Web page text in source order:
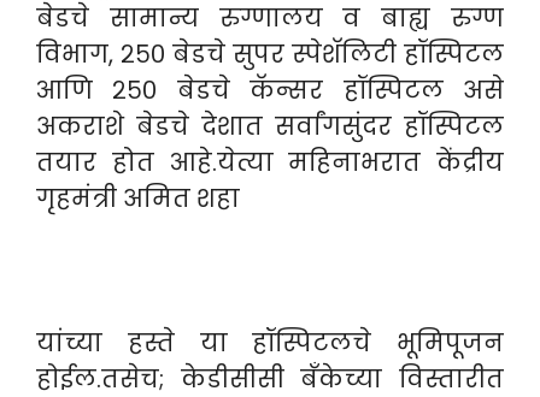
बेडचे सामान्य रुग्णालय व बाह्य रुग्ण
विभाग, २५० बेडचे सुपर स्पेशॅलिटी हॉस्पिटल
आणि २५० बेडचे कॅन्सर हॉस्पिटल असे
अकराशे बेडचे देशात सर्वांगसुंदर हॉस्पिटल
तयार होत आहे.येत्या महिनाभरात केंद्रीय
गृहमंत्री अमित शहा
यांच्या हस्ते या हॉस्पिटलचे भूमिपूजन
होईल.तसेच; केडीसीसी बँकेच्या विस्तारीत